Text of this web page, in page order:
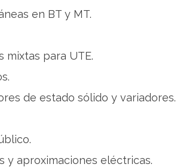
en BT y MT.
para UTE.
de estado sólido y variadores.
y aproximaciones eléctricas.